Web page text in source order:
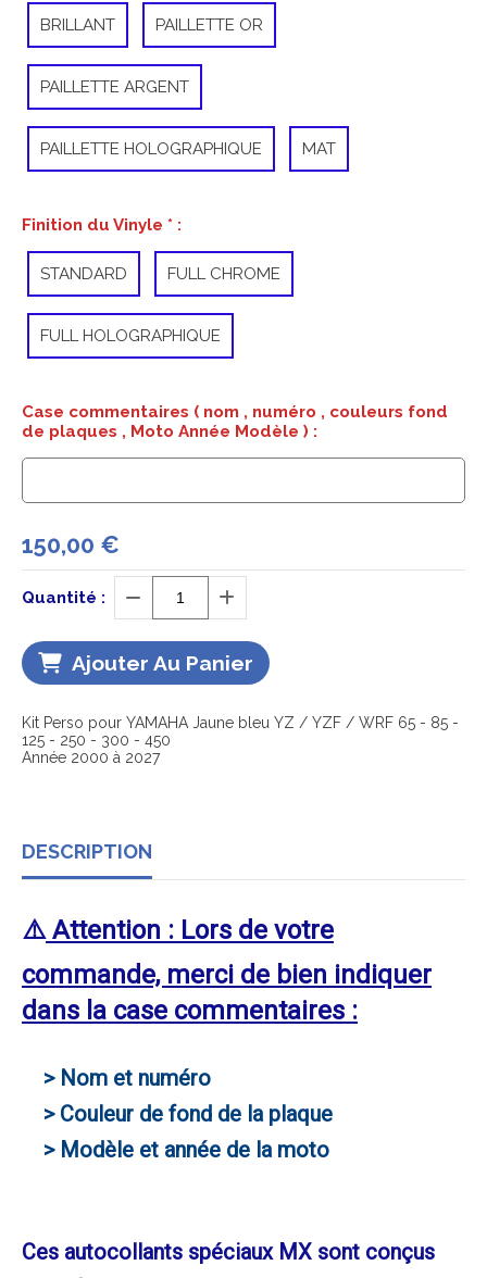
BRILLANT PAILLETTE OR
PAILLETTE ARGENT
PAILLETTE HOLOGRAPHIQUE MAT
Finition du Vinyle * :
STANDARD FULL CHROME
FULL HOLOGRAPHIQUE
Case commentaires ( nom , numéro , couleurs fond
de plaques , Moto Année Modèle ) :
150,00 €
Quantité :
Ajouter Au Panier
Kit Perso pour YAMAHA Jaune bleu YZ / YZF / WRF 65 - 85 -
125 - 250 - 300 - 450
Année 2000 à 2027
DESCRIPTION
⚠️Attention : Lors de votre
commande, merci de bien indiquer
dans la case commentaires :
> Nom et numéro
> Couleur de fond de la plaque
> Modèle et année de la moto
Ces autocollants spéciaux MX sont conçus